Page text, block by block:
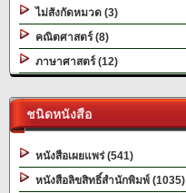
ไม่สังกัดหมวด (3)
คณิตศาสตร์ (8)
ภาษาศาสตร์ (12)
ชนิดหนังสือ
หนังสือเผยแพร่ (541)
หนังสือลิขสิทธิ์สำนักพิมพ์ (1035)